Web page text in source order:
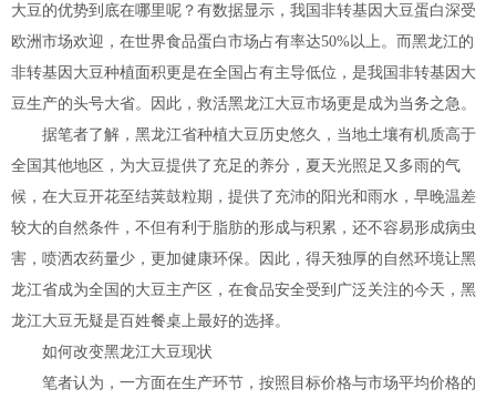
大豆的优势到底在哪里呢？有数据显示，我国非转基因大豆蛋白深受
欧洲市场欢迎，在世界食品蛋白市场占有率达50%以上。而黑龙江的
非转基因大豆种植面积更是在全国占有主导低位，是我国非转基因大
豆生产的头号大省。因此，救活黑龙江大豆市场更是成为当务之急。
据笔者了解，黑龙江省种植大豆历史悠久，当地土壤有机质高于
全国其他地区，为大豆提供了充足的养分，夏天光照足又多雨的气
候，在大豆开花至结荚鼓粒期，提供了充沛的阳光和雨水，早晚温差
较大的自然条件，不但有利于脂肪的形成与积累，还不容易形成病虫
害，喷洒农药量少，更加健康环保。因此，得天独厚的自然环境让黑
龙江省成为全国的大豆主产区，在食品安全受到广泛关注的今天，黑
龙江大豆无疑是百姓餐桌上最好的选择。
如何改变黑龙江大豆现状
笔者认为，一方面在生产环节，按照目标价格与市场平均价格的